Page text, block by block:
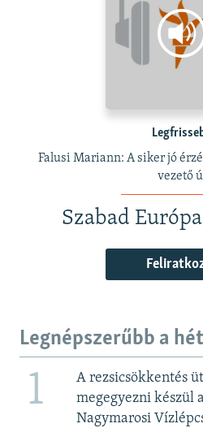
Falusi Mariann: A siker jó
vezető
Szabad
Legnépszerűbb a
1
A rezsicsökkentés
megegyezni készül
Nagymarosi